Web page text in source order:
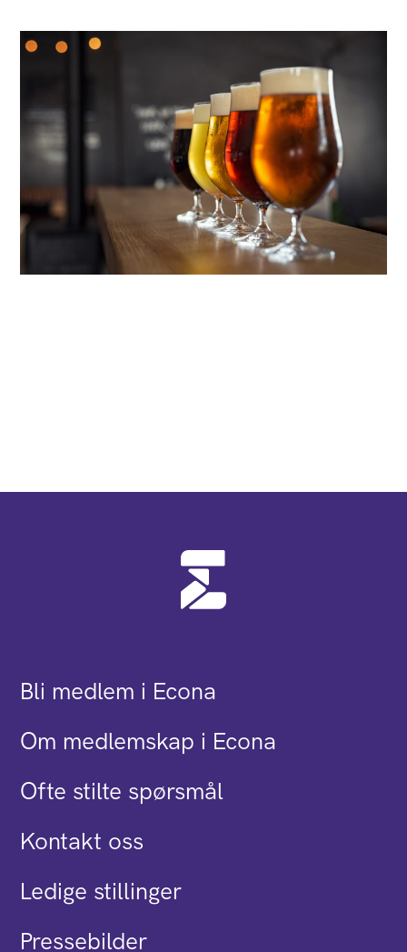
Bli medlem i Econa
Om medlemskap i Econa
Ofte stilte spørsmål
Kontakt oss
Ledige stillinger
Pressebilder